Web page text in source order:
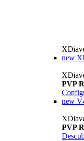
new
PVP
new
PVP